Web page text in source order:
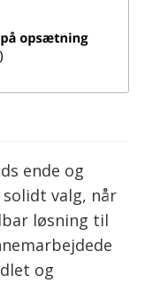
ende og
solidt valg, når
løsning til
og